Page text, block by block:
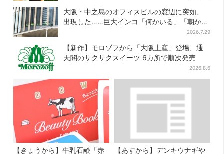
大阪・中之島のオフィスビルの窓辺に突如、
出現した……巨大インコ「何かいる」「朝から
2026.7.29
【新作】モロゾフから「大阪土産」登場、通
天閣のサクサクスイーツ 6カ所で順次発売
2026.8.6
【きょうから】牛乳石鹸「赤
【あすから】デンキウナギや